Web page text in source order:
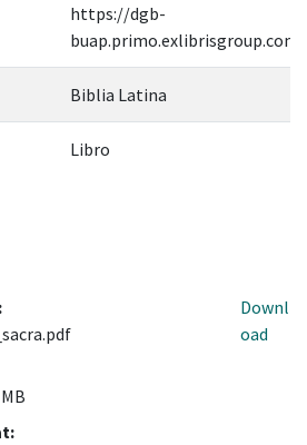
https://dgb-
Biblia Latina
Libro
Downl
oad